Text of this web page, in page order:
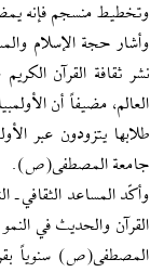
وتخطيط منسجم فإنه
وأشار حجة الإسلام
نشر ثقافة القرآن
طلابها يتزودون عبر
جامعة المصطفى(ص).
وأكّد المساعد الثقافي
القرآن والحديث في النمو
المصطفى(ص) سنوياً